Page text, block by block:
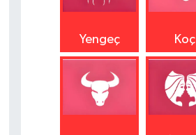
Yengeç Koç